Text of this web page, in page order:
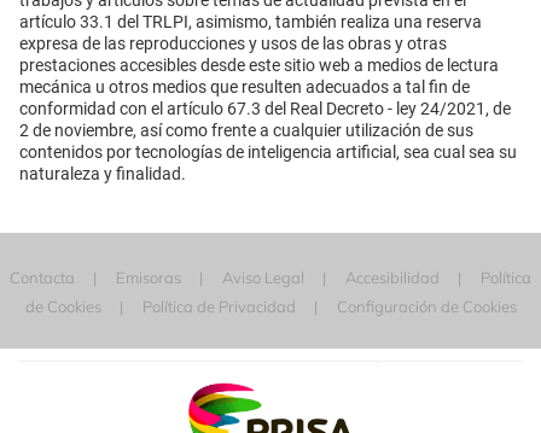
artículo 33.1 del TRLPI, asimismo, también realiza una reserva
expresa de las reproducciones y usos de las obras y otras
prestaciones accesibles desde este sitio web a medios de lectura
mecánica u otros medios que resulten adecuados a tal fin de
conformidad con el artículo 67.3 del Real Decreto - ley 24/2021, de
2 de noviembre, así como frente a cualquier utilización de sus
contenidos por tecnologías de inteligencia artificial, sea cual sea su
naturaleza y finalidad.
Contacta Emisoras Aviso Legal Accesibilidad
Política
de Cookies
Política de Privacidad Configuración de Cookies